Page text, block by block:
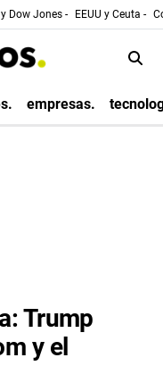
Dow Jones - EEUU y Ceuta -
empresas.
Trump
y el